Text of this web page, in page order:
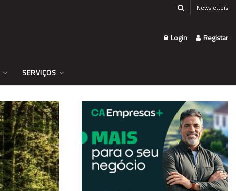
Newsletters
Login Registar
SERVIÇOS